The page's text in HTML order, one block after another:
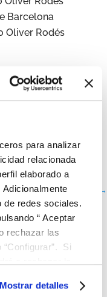
para analizar
relacionada
elaborado a
de redes sociales.
“ Aceptar
rechazar las
Si
web funcione y que
Mostrar detalles
Barcelona
Oliver Rodés
Mantecón y
SIGUIENTE NOTICIA →